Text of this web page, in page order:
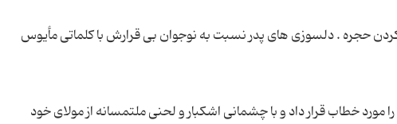
حجره . دلسوزی هاى پدر نسبت به نوجوان بى قرارش با كلماتى مأیوس
مورد خطاب قرار داد و با چشمانى اشكبار و لحنى ملتمسانه از مولاى خود